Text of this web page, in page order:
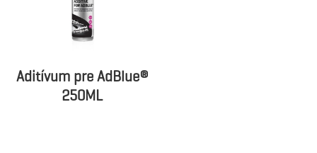
Aditívum pre AdBlue®
250ML